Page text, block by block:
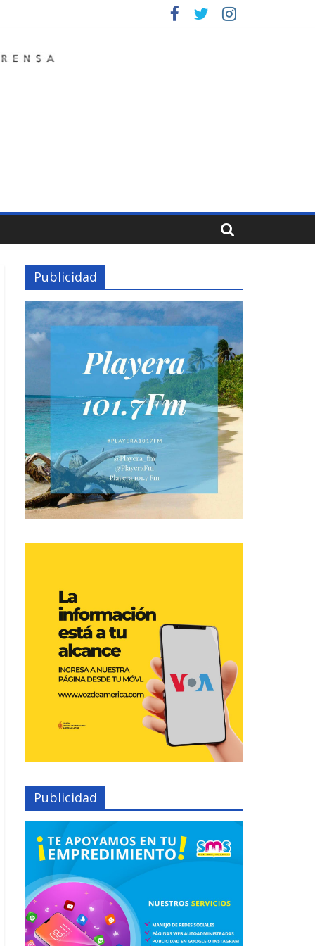
Publicidad
Publicidad